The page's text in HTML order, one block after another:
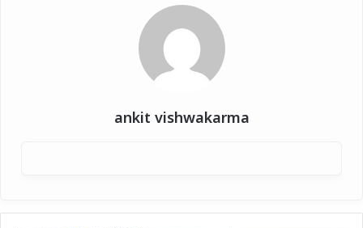
ankit vishwakarma